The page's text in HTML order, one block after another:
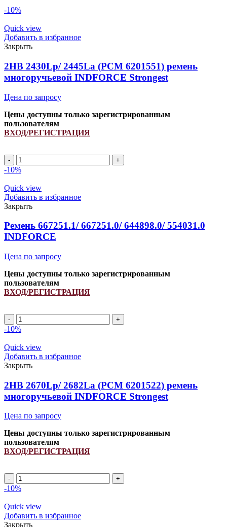
-10%
Quick view
Добавить в избранное
Закрыть
2HB 2430Lp/ 2445La (РСМ 6201551) ремень
многоручьевой INDFORCE Strongest
Цена по запросу
Цены доступны только зарегистрированным
пользователям
ВХОД/РЕГИСТРАЦИЯ
2HB
2430Lp/
(РСМ
6201551)
ремень
многоручьевой
INDFORCE
Strongest
quantity
-10%
Quick view
Добавить в избранное
Закрыть
Ремень 667251.1/ 667251.0/ 644898.0/ 554031.0
INDFORCE
Цена по запросу
Цены доступны только зарегистрированным
пользователям
ВХОД/РЕГИСТРАЦИЯ
Ремень
667251.1/
644898.0/
554031.0
INDFORCE
quantity
-10%
Quick view
Добавить в избранное
Закрыть
2HB 2670Lp/ 2682La (PCM 6201522) ремень
многоручьевой INDFORCE Strongest
Цена по запросу
Цены доступны только зарегистрированным
пользователям
ВХОД/РЕГИСТРАЦИЯ
2HB
2670Lp/
(PCM
6201522)
ремень
-10%
Quick view
Добавить в избранное
Закрыть